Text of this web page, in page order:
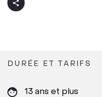
DURÉE ET TARIFS
13 ans et plus